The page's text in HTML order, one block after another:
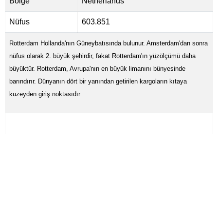
Nüfus 603.851
Rotterdam Hollanda'nın Güneybatısında bulunur. Amsterdam'dan sonra
nüfus olarak 2. büyük şehirdir, fakat Rotterdam'ın yüzölçümü daha
büyüktür. Rotterdam, Avrupa'nın en büyük limanını bünyesinde
barındırır. Dünyanın dört bir yanından getirilen kargoların kıtaya
kuzeyden giriş noktasıdır